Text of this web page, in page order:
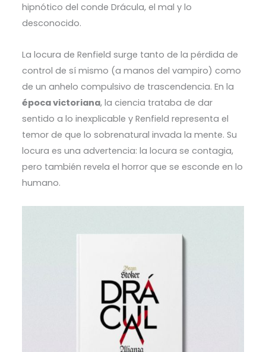
hipnótico del conde Drácula, el mal y lo
desconocido.
La locura de Renfield surge tanto de la pérdida de
control de sí mismo (a manos del vampiro) como
de un anhelo compulsivo de trascendencia. En la
época victoriana, la ciencia trataba de dar
sentido a lo inexplicable y Renfield representa el
temor de que lo sobrenatural invada la mente. Su
locura es una advertencia: la locura se contagia,
pero también revela el horror que se esconde en lo
humano.